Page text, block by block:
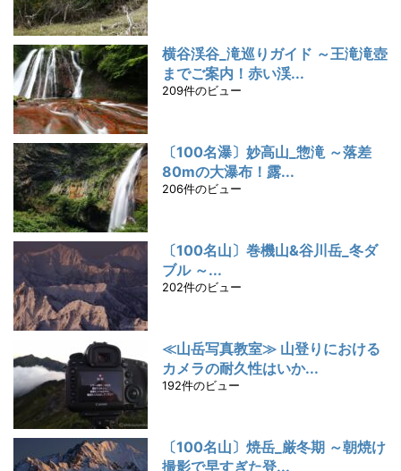
横谷渓谷_滝巡りガイド ～王滝滝壺
までご案内！赤い渓...
209件のビュー
〔100名瀑〕妙高山_惣滝 ～落差
80mの大瀑布！露...
206件のビュー
〔100名山〕巻機山&谷川岳_冬ダ
ブル ～...
202件のビュー
≪山岳写真教室≫ 山登りにおける
カメラの耐久性はいか...
192件のビュー
〔100名山〕焼岳_厳冬期 ～朝焼け
撮影で早すぎた登...